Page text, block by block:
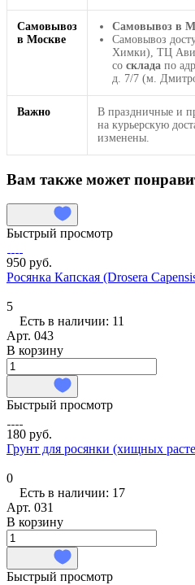
Самовывоз
в Москве
Самовывоз в
Самовывоз
Химки), ТЦ
со склада по
д. 7/7 (м.
Важно
В праздничные и
на курьерскую
изменены.
Вам также может
Быстрый просмотр
950 руб.
Росянка Капская (Drosera
5
Есть в наличии: 11
Арт. 043
В корзину
Быстрый просмотр
180 руб.
Грунт для росянки (хищных
0
Есть в наличии: 17
Арт. 031
В корзину
Быстрый просмотр